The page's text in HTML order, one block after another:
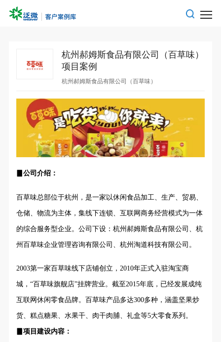
杭州郝姆斯食品有限公司（百草味）
项目案例
杭州郝姆斯食品有限公司（百草味）
▊公司介绍：
百草味总部位于杭州 ，是一家以休闲食品加工、 生产、贸易、
仓储、物流为主体，集线下连锁、 互联网 商务经营模式为一体
的综合服务型企业。公司下设：杭州郝姆斯食品有限公司 、杭
州百草味企业管理咨询有限公司、杭州淘道科技有限公司 。
2003第一家百草味线下店铺创立，2010年正式入驻淘宝商
城，“百草味旗舰店”挂牌营业。截至2015年底，已经发展成纯
互联网休闲零食品牌。百草味产品多达300多种，涵盖坚果炒
货、糕点糖果、 水果干、肉干肉脯、礼盒等5大零食系列。
▊项目建设内容：